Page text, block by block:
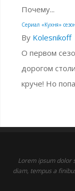
Почему...
Сериал «Кухня»
By Kolesnikoff
О первом
дорогом
круче! Но
Lorem ipsum dolor
diam, tempus a